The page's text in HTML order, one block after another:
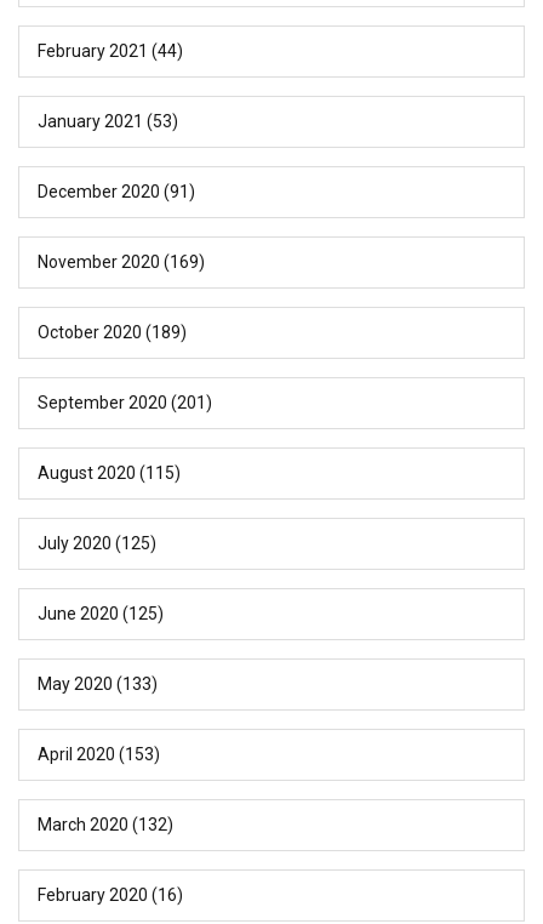
February 2021 (44)
January 2021 (53)
December 2020 (91)
November 2020 (169)
October 2020 (189)
September 2020 (201)
August 2020 (115)
July 2020 (125)
June 2020 (125)
May 2020 (133)
April 2020 (153)
March 2020 (132)
February 2020 (16)